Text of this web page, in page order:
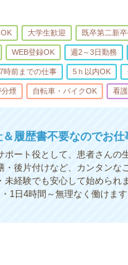
大学生歓迎 既卒第二新
WEB登録OK 週2～3日勤務
時前までの仕事 5ｈ以内OK
煙 自転車・バイクOK 看
履歴書不要なのでお仕
ポート役として、患者さん
後片付けなど、カンタンな
未経験でも安心して始められ
1日4時間～無理なく働けま